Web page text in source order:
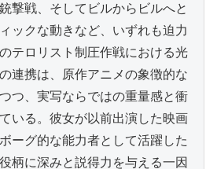
撃戦、そしてビルからビルへと
ックな動きなど、いずれも迫力
テロリスト制圧作戦における光
連携は、原作アニメの象徴的な
つ、実写ならではの重量感と衝
いる。彼女が以前出演した映画
ーグ的な能力者として活躍した
柄に深みと説得力を与える一因